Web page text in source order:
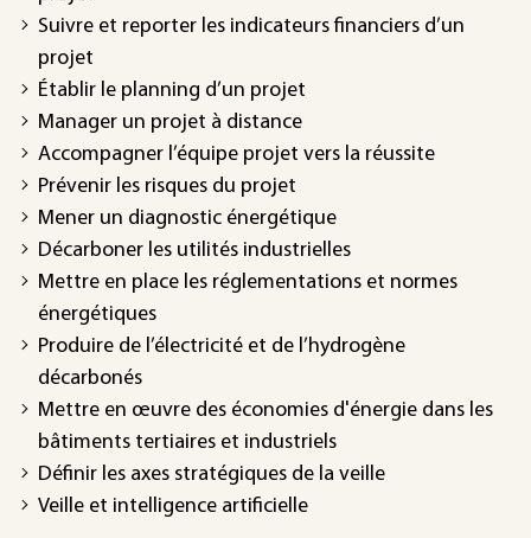
Suivre et reporter les indicateurs financiers d’un
projet
Établir le planning d’un projet
Manager un projet à distance
Accompagner l’équipe projet vers la réussite
Prévenir les risques du projet
Mener un diagnostic énergétique
Décarboner les utilités industrielles
Mettre en place les réglementations et normes
énergétiques
Produire de l’électricité et de l’hydrogène
décarbonés
Mettre en œuvre des économies d'énergie dans les
bâtiments tertiaires et industriels
Définir les axes stratégiques de la veille
Veille et intelligence artificielle